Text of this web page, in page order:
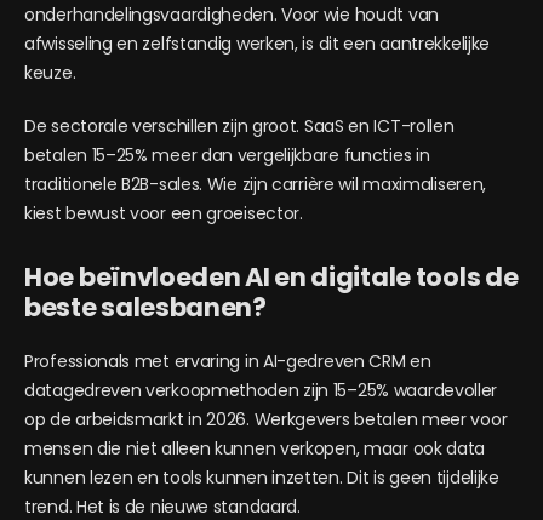
onderhandelingsvaardigheden. Voor wie houdt van
afwisseling en zelfstandig werken, is dit een aantrekkelijke
keuze.
De sectorale verschillen zijn groot. SaaS en ICT-rollen
betalen 15–25% meer dan vergelijkbare functies in
traditionele B2B-sales. Wie zijn carrière wil maximaliseren,
kiest bewust voor een groeisector.
Hoe beïnvloeden AI en digitale tools de
beste salesbanen?
Professionals met ervaring in AI-gedreven CRM en
datagedreven verkoopmethoden zijn 15–25% waardevoller
op de arbeidsmarkt in 2026. Werkgevers betalen meer voor
mensen die niet alleen kunnen verkopen, maar ook data
kunnen lezen en tools kunnen inzetten. Dit is geen tijdelijke
trend. Het is de nieuwe standaard.